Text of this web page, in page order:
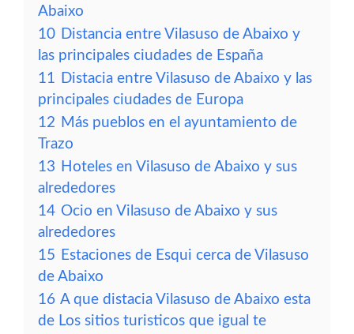
Abaixo
10 Distancia entre Vilasuso de Abaixo y
las principales ciudades de España
11 Distacia entre Vilasuso de Abaixo y las
principales ciudades de Europa
12 Más pueblos en el ayuntamiento de
Trazo
13 Hoteles en Vilasuso de Abaixo y sus
alrededores
14 Ocio en Vilasuso de Abaixo y sus
alrededores
15 Estaciones de Esqui cerca de Vilasuso
de Abaixo
16 A que distacia Vilasuso de Abaixo esta
de Los sitios turisticos que igual te